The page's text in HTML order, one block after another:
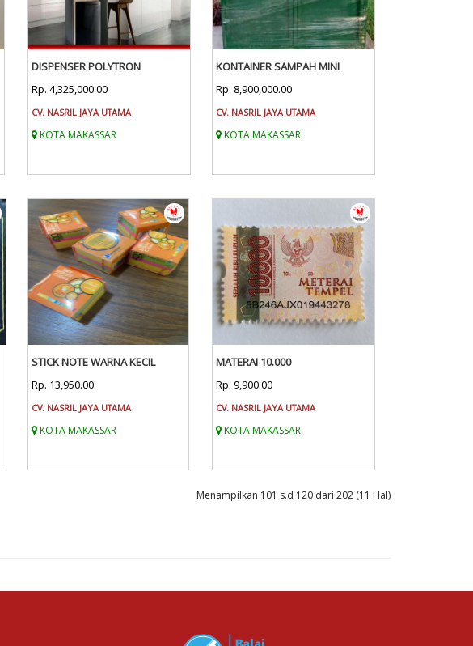
DISPENSER POLYTRON
Rp. 4,325,000.00
CV. NASRIL JAYA UTAMA
KOTA MAKASSAR
KONTAINER SAMPAH MINI
Rp. 8,900,000.00
CV. NASRIL JAYA UTAMA
KOTA MAKASSAR
STICK NOTE WARNA KECIL
Rp. 13,950.00
CV. NASRIL JAYA UTAMA
KOTA MAKASSAR
MATERAI 10.000
Rp. 9,900.00
CV. NASRIL JAYA UTAMA
KOTA MAKASSAR
Menampilkan 101 s.d 120 dari 202 (11 Hal)